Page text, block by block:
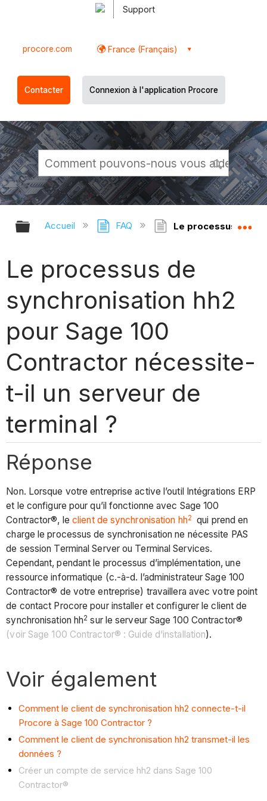
Support
procore.com France (Français)
Contacter Connexion à l'application Procore
Développer/réduire la hiérarchie
Accueil FAQ Le processus de
Le processus de
synchronisation hh2
pour Sage 100
Contractor nécessite-
t-il un serveur de
terminal ?
Réponse
Non. Lorsque votre entreprise active l’outil Intégrations ERP
et le configure pour qu’il fonctionne avec Sage 100
Contractor®, le client de synchronisation hh2
qui prend en
charge le processus de synchronisation ne nécessite PAS
de session Terminal Server ou Terminal Services.
Cependant, pendant le processus d’implémentation, une
ressource informatique (c.-à-d. l’administrateur Sage 100
Contractor® de votre entreprise) travaillera avec votre point
de contact Procore pour installer et configurer le client de
synchronisation hh2 sur le serveur Sage 100 Contractor®
(voir Sage 100 Contractor® : Guide d’installation).
Voir également
Comment le client de synchronisation hh2 connecte-t-il
Procore à Sage 100 Contractor ?
Comment le client de synchronisation hh2 transmet-il les
données ?
Créer un compte de service hh2 dans Sage 100
Contractor®